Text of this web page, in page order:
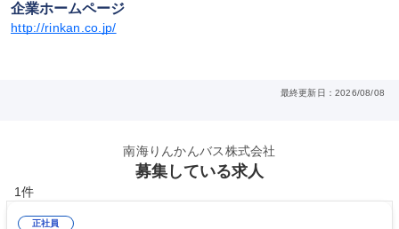
企業ホームページ
http://rinkan.co.jp/
最終更新日：2026/08/08
南海りんかんバス株式会社
募集している求人
1件
正社員